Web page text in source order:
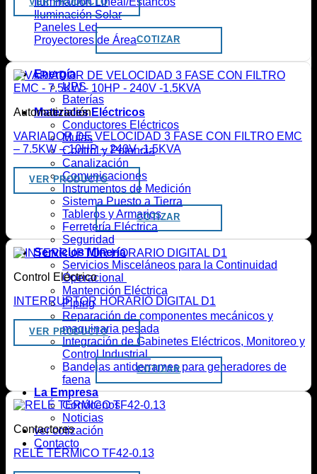
Iluminación Solar
Paneles Led
Proyectores de Área
Energía
UPS
Baterías
Materiales Eléctricos
Conductores Eléctricos
Mufas
Control y Potencia
Canalización
Comunicaciones
Instrumentos de Medición
Sistema Puesto a Tierra
Tableros y Armarios
Ferretería Eléctrica
Seguridad
Servicios Minería
Servicios Misceláneos para la Continuidad
Operacional
Mantención Eléctrica
Piping
Reparación de componentes mecánicos y
maquinaria pesada
Integración de Gabinetes Eléctricos, Monitoreo y
Control Industrial
Bandejas antiderrames para generadores de
faena
La Empresa
Conócenos
Noticias
ver cotización
Contacto
COTIZAR
Automatización
VARIADOR DE VELOCIDAD 3 FASE CON FILTRO EMC
– 7.5KW – 10HP – 240V -1.5KVA
VER PRODUCTO
COTIZAR
Control Eléctrico
INTERRUPTOR HORARIO DIGITAL D1
VER PRODUCTO
COTIZAR
Contactores
RELÉ TÉRMICO TF42-0.13